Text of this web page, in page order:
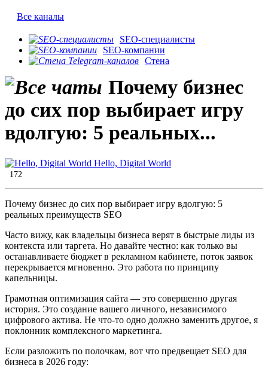
Все каналы
SEO-специалисты
SEO-компании
Стена
Почему бизнес
до сих пор выбирает игру
вдолгую: 5 реальных...
Hello, Digital World
172
Почему бизнес до сих пор выбирает игру вдолгую: 5
реальных преимуществ SEO
Часто вижу, как владельцы бизнеса верят в быстрые лиды из
контекста или таргета. Но давайте честно: как только вы
останавливаете бюджет в рекламном кабинете, поток заявок
перекрывается мгновенно. Это работа по принципу
капельницы.
Грамотная оптимизация сайта — это совершенно другая
история. Это создание вашего личного, независимого
цифрового актива. Не что-то одно должно заменить другое, я
поклонник комплексного маркетинга.
Если разложить по полочкам, вот что предвещает SEO для
бизнеса в 2026 году: